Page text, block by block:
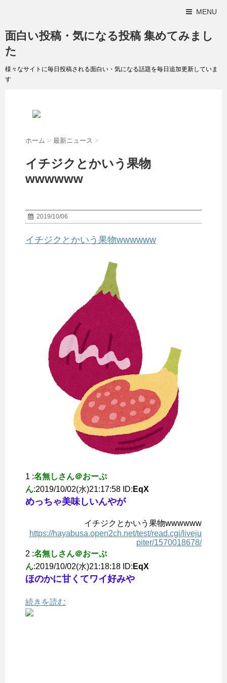
MENU
面白い投稿・気になる投稿 集めてみまし
た
様々なサイトに毎日投稿される面白い・気になる話題を毎日追加更新していま
す
ホーム > 最新ニュース >
イチジクとかいう果物
wwwwww
2019/10/06
イチジクとかいう果物wwwwww
1 :名無しさん＠おーぷ
ん:2019/10/02(水)21:17:58 ID: EqX
めっちゃ美味しいんやが
イチジクとかいう果物wwwwww
https://hayabusa.open2ch.net/test/read.cgi/liveju
piter/1570018678/
2 :名無しさん＠おーぷ
ん:2019/10/02(水)21:18:18 ID: EqX
ほのかに甘くてワイ好みや
続きを読む